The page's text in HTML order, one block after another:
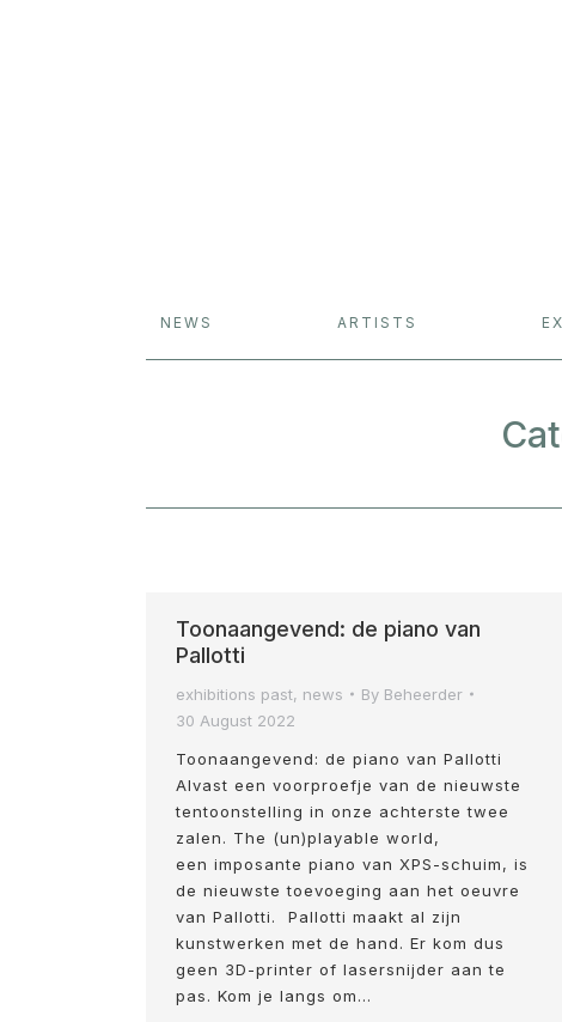
NEWS ARTISTS
Toonaangevend: de piano van
Pallotti
exhibitions past, news By Beheerder
30 August 2022
Toonaangevend: de piano van Pallotti
Alvast een voorproefje van de nieuwste
tentoonstelling in onze achterste twee
zalen. The (un)playable world,
een imposante piano van XPS-schuim, is
de nieuwste toevoeging aan het oeuvre
van Pallotti. Pallotti maakt al zijn
kunstwerken met de hand. Er kom dus
geen 3D-printer of lasersnijder aan te
pas. Kom je langs om…